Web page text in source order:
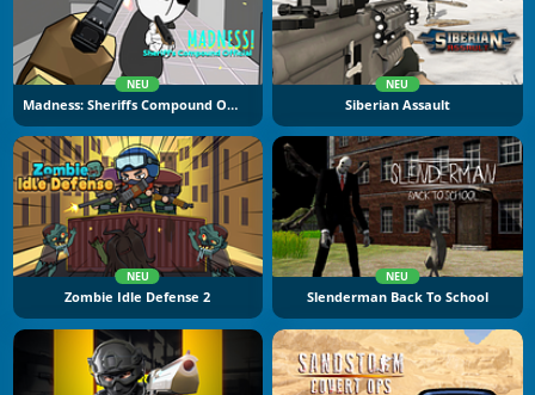
NEU
Madness: Sheriffs Compound Official
NEU
Siberian Assault
NEU
Zombie Idle Defense 2
NEU
Slenderman Back To School